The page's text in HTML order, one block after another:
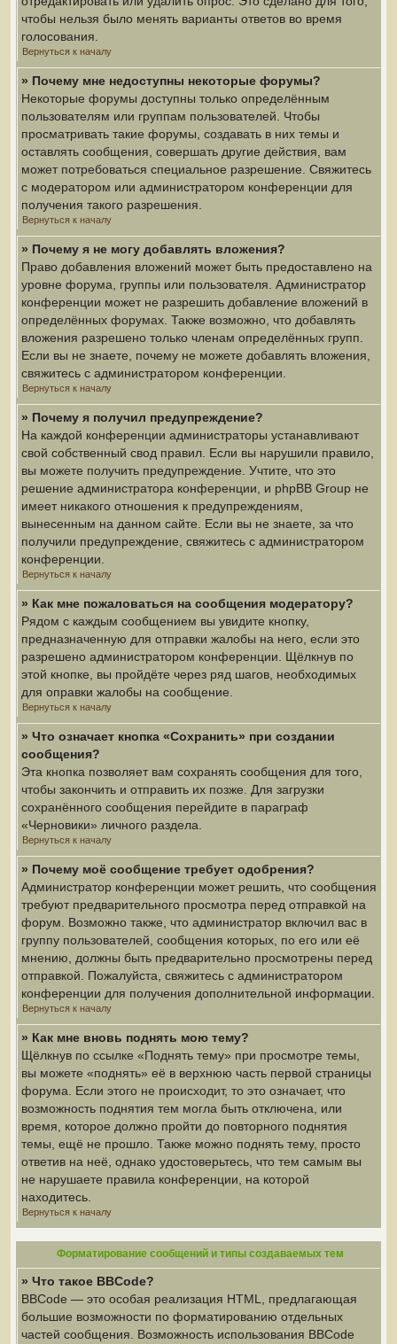
чтобы нельзя было менять варианты ответов во время
голосования.
Вернуться к началу
» Почему мне недоступны некоторые форумы?
Некоторые форумы доступны только определённым
пользователям или группам пользователей. Чтобы
просматривать такие форумы, создавать в них темы и
оставлять сообщения, совершать другие действия, вам
может потребоваться специальное разрешение. Свяжитесь
с модератором или администратором конференции для
получения такого разрешения.
Вернуться к началу
» Почему я не могу добавлять вложения?
Право добавления вложений может быть предоставлено на
уровне форума, группы или пользователя. Администратор
конференции может не разрешить добавление вложений в
определённых форумах. Также возможно, что добавлять
вложения разрешено только членам определённых групп.
Если вы не знаете, почему не можете добавлять вложения,
свяжитесь с администратором конференции.
Вернуться к началу
» Почему я получил предупреждение?
На каждой конференции администраторы устанавливают
свой собственный свод правил. Если вы нарушили правило,
вы можете получить предупреждение. Учтите, что это
решение администратора конференции, и phpBB Group не
имеет никакого отношения к предупреждениям,
вынесенным на данном сайте. Если вы не знаете, за что
получили предупреждение, свяжитесь с администратором
конференции.
Вернуться к началу
» Как мне пожаловаться на сообщения модератору?
Рядом с каждым сообщением вы увидите кнопку,
предназначенную для отправки жалобы на него, если это
разрешено администратором конференции. Щёлкнув по
этой кнопке, вы пройдёте через ряд шагов, необходимых
для оправки жалобы на сообщение.
Вернуться к началу
» Что означает кнопка «Сохранить» при создании
сообщения?
Эта кнопка позволяет вам сохранять сообщения для того,
чтобы закончить и отправить их позже. Для загрузки
сохранённого сообщения перейдите в параграф
«Черновики» личного раздела.
Вернуться к началу
» Почему моё сообщение требует одобрения?
Администратор конференции может решить, что сообщения
требуют предварительного просмотра перед отправкой на
форум. Возможно также, что администратор включил вас в
группу пользователей, сообщения которых, по его или её
мнению, должны быть предварительно просмотрены перед
отправкой. Пожалуйста, свяжитесь с администратором
конференции для получения дополнительной информации.
Вернуться к началу
» Как мне вновь поднять мою тему?
Щёлкнув по ссылке «Поднять тему» при просмотре темы,
вы можете «поднять» её в верхнюю часть первой страницы
форума. Если этого не происходит, то это означает, что
возможность поднятия тем могла быть отключена, или
время, которое должно пройти до повторного поднятия
темы, ещё не прошло. Также можно поднять тему, просто
ответив на неё, однако удостоверьтесь, что тем самым вы
не нарушаете правила конференции, на которой
находитесь.
Вернуться к началу
Форматирование сообщений и типы создаваемых тем
» Что такое BBCode?
BBCode — это особая реализация HTML, предлагающая
большие возможности по форматированию отдельных
частей сообщения. Возможность использования BBCode